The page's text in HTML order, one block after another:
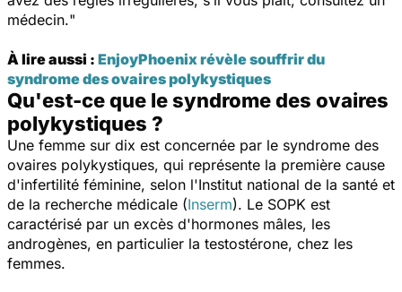
médecin."
À lire aussi : EnjoyPhoenix révèle souffrir du
syndrome des ovaires polykystiques
Qu'est-ce que le syndrome des ovaires
polykystiques ?
Une femme sur dix est concernée par le syndrome des
ovaires polykystiques, qui représente la première cause
d'infertilité féminine, selon l'Institut national de la santé et
de la recherche médicale (Inserm). Le SOPK est
caractérisé par un excès d'hormones mâles, les
androgènes, en particulier la testostérone, chez les
femmes.